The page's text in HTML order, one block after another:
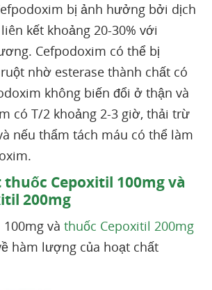
bị ảnh hưởng bởi dịch
kết khoảng 20-30% với
Cefpodoxim có thể bị
nhờ esterase thành chất có
không biến đổi ở thận và
có T/2 khoảng 2-3 giờ, thải trừ
nếu thẩm tách máu có thể làm
thuốc Cepoxitil 100mg và
200mg
và thuốc Cepoxitil 200mg
hàm lượng của hoạt chất